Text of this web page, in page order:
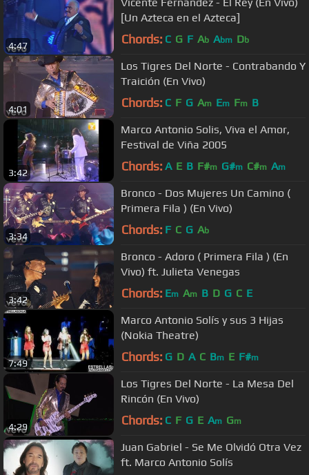
4:47
Vicente Fernández - El Rey (En Vivo)
[Un Azteca en el Azteca]
Chords: C G F Ab Abm Db
4:01
Los Tigres Del Norte - Contrabando Y
Traición (En Vivo)
Chords: C F G Am Em Fm B
3:42
Marco Antonio Solis, Viva el Amor,
Festival de Viña 2005
Chords: A E B F#m G#m C#m Am
3:34
Bronco - Dos Mujeres Un Camino (
Primera Fila ) (En Vivo)
Chords: F C G Ab
3:42
Bronco - Adoro ( Primera Fila ) (En
Vivo) ft. Julieta Venegas
Chords: Em Am B D G C E
7:49
Marco Antonio Solís y sus 3 Hijas
(Nokia Theatre)
Chords: G D A C Bm E F#m
4:29
Los Tigres Del Norte - La Mesa Del
Rincón (En Vivo)
Chords: C F G E Am Gm
Juan Gabriel - Se Me Olvidó Otra Vez
ft. Marco Antonio Solís